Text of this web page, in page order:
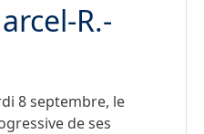
R.-
8 septembre, le
de ses